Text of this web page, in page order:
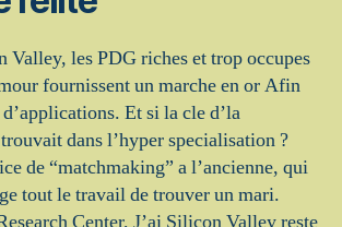
Valley, les PDG riches et trop occupes
fournissent un marche en or Afin
Et si la cle d’la
dans l’hyper specialisation ?
de “matchmaking” a l’ancienne, qui
tout le travail de trouver un mari.
Center, J’ai Silicon Valley reste